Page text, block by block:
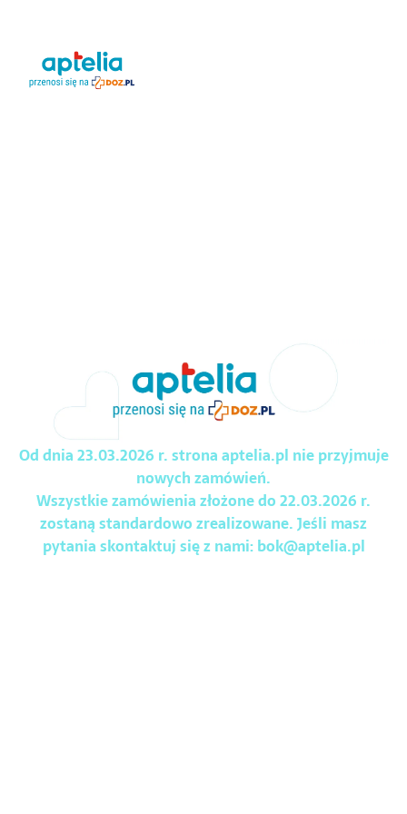
Od dnia 23.03.2026 r. strona aptelia.pl nie przyjmuje
nowych zamówień.
Wszystkie zamówienia złożone do 22.03.2026 r.
zostaną standardowo zrealizowane. Jeśli masz
pytania skontaktuj się z nami:bok@aptelia.pl